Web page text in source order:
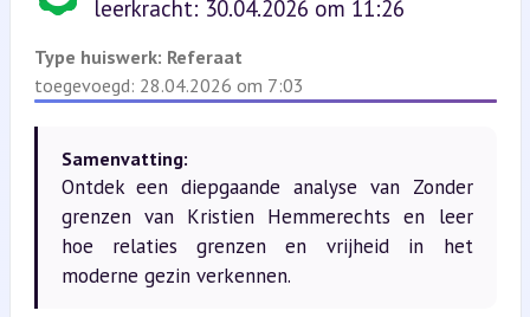
leerkracht: 30.04.2026 om 11:26
Type huiswerk: Referaat
toegevoegd: 28.04.2026 om 7:03
Samenvatting:
Ontdek een diepgaande analyse van Zonder
grenzen van Kristien Hemmerechts en leer
hoe relaties grenzen en vrijheid in het
moderne gezin verkennen.